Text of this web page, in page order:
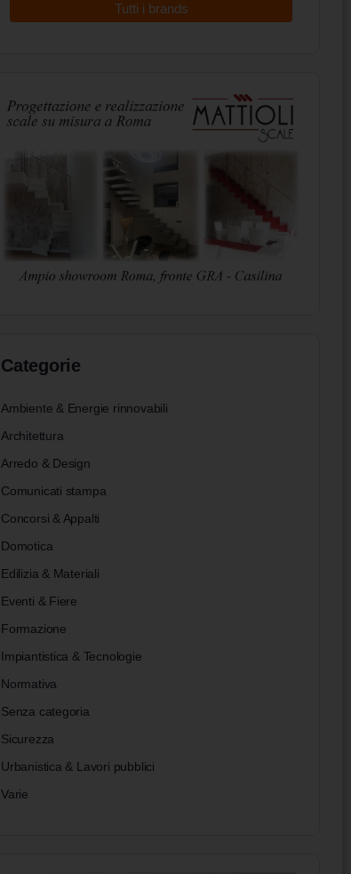
Tutti i brands
Categorie
Ambiente & Energie rinnovabili
Architettura
Arredo & Design
Comunicati stampa
Concorsi & Appalti
Domotica
Edilizia & Materiali
Eventi & Fiere
Formazione
Impiantistica & Tecnologie
Normativa
Senza categoria
Sicurezza
Urbanistica & Lavori pubblici
Varie